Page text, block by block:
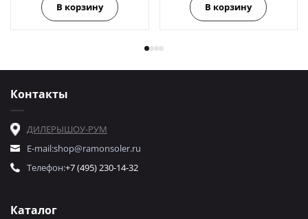
В корзину В корзину
Каталог
Контакты
ДИЛЕРЫШОУ-РУМ
E-mail:shop@ramonsoler.ru
Телефон:+7 (495) 230-14-32